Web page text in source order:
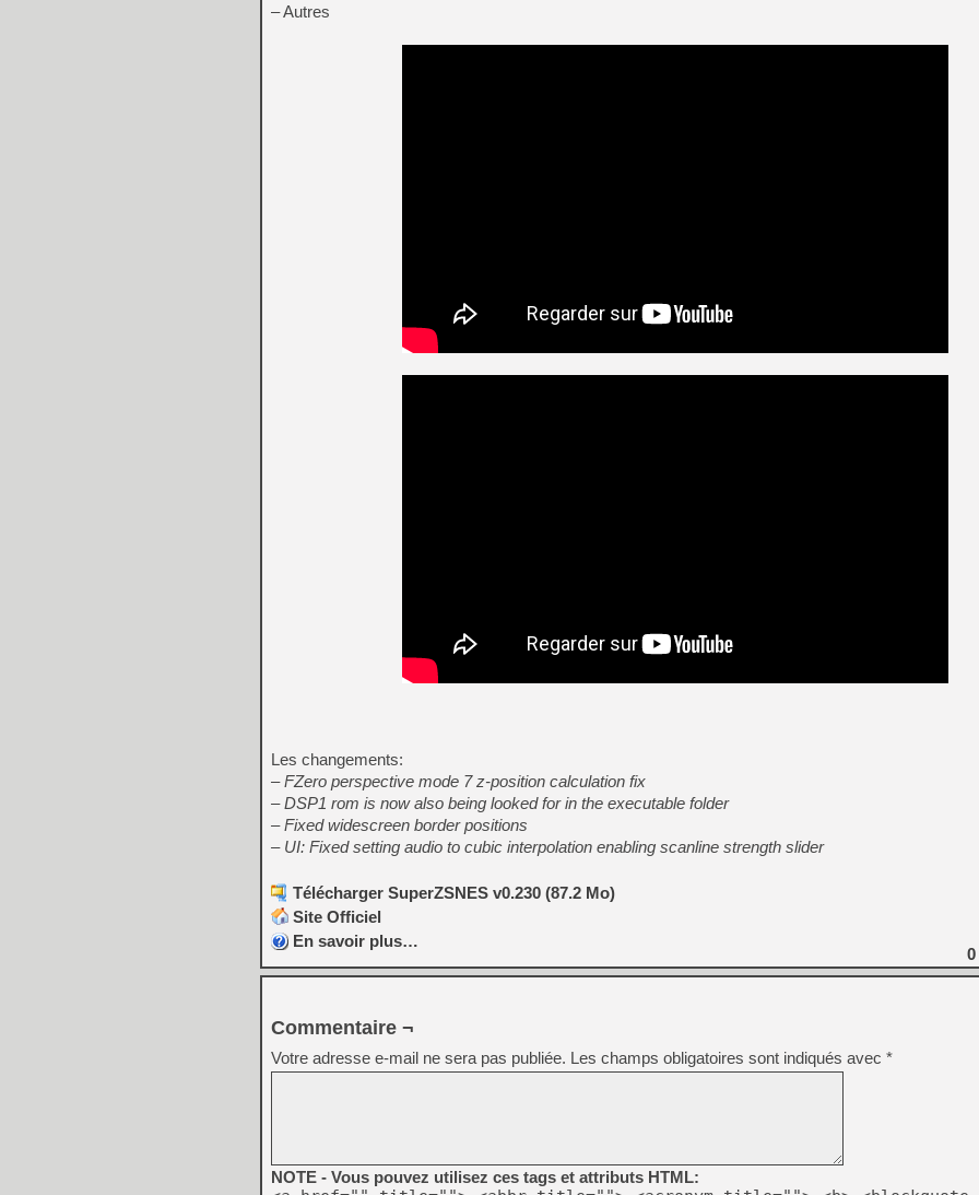
– Autres
Les changements:
– FZero perspective mode 7 z-position calculation fix
– DSP1 rom is now also being looked for in the executable folder
– Fixed widescreen border positions
– UI: Fixed setting audio to cubic interpolation enabling scanline strength slider
Télécharger SuperZSNES v0.230 (87.2 Mo)
Site Officiel
En savoir plus…
0
Commentaire ¬
Votre adresse e-mail ne sera pas publiée. Les champs obligatoires sont indiqués avec *
NOTE - Vous pouvez utilisez ces tags et attributs HTML: